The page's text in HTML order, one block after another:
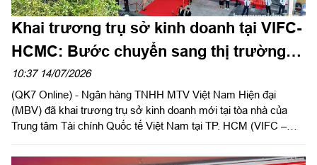
Khai trương trụ sở kinh doanh tại VIFC-
HCMC: Bước chuyển sang thị trường
phía Nam của Ngân hàng MBV
10:37 14/07/2026
(QK7 Online) - Ngân hàng TNHH MTV Việt Nam Hiện đại
(MBV) đã khai trương trụ sở kinh doanh mới tại tòa nhà của
Trung tâm Tài chính Quốc tế Việt Nam tại TP. HCM (VIFC –
chính thức từ MBV khi hiện diện tại đại lộ Nguyễn Huệ, mở đầu